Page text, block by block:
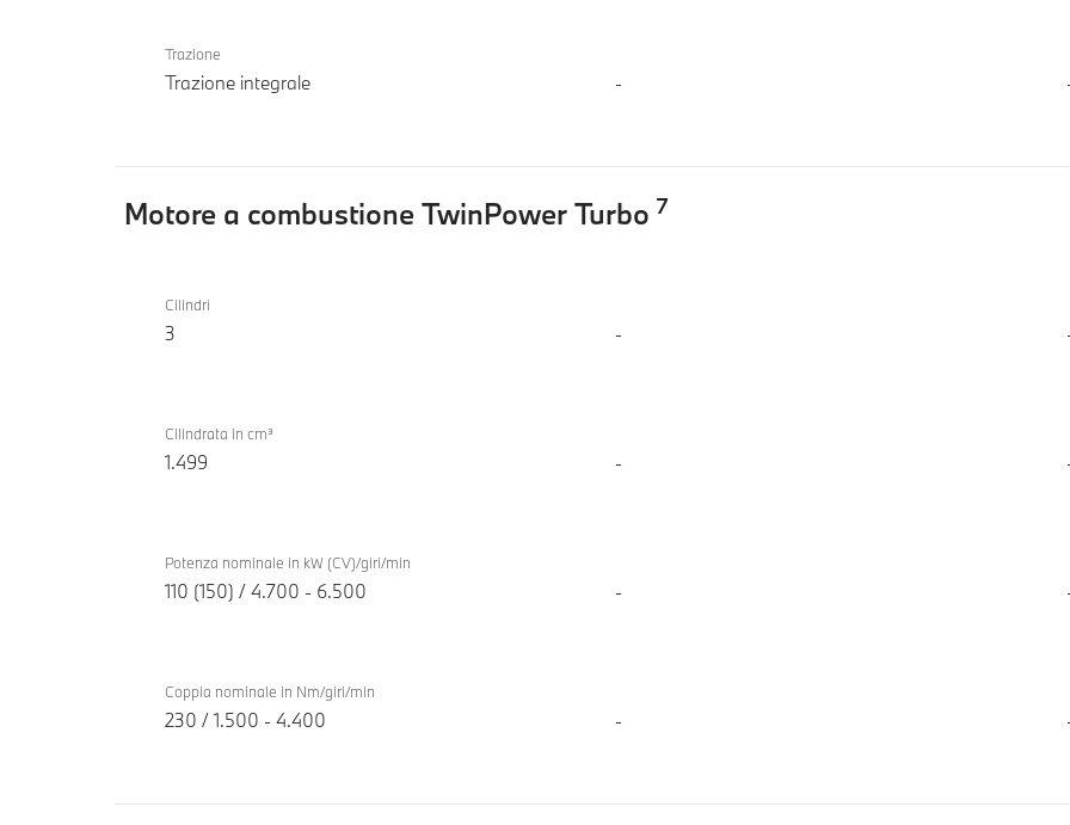
Trazione
Trazione integrale -
Motore a combustione TwinPower Turbo 7
combustione
xDrive30e
Cilindri
3 -
Cilindrata in cm³
1.499 -
Potenza nominale in kW (CV)/giri/min
110 (150) / 4.700 - 6.500 -
Coppia nominale in Nm/giri/min
230 / 1.500 - 4.400 -